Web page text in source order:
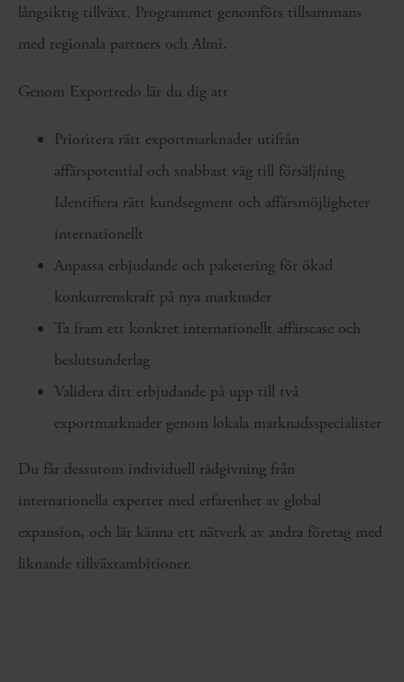
långsiktig tillväxt. Programmet genomförs tillsammans
med regionala partners och Almi.
Genom Exportredo lär du dig att
Prioritera rätt exportmarknader utifrån
affärspotential och snabbast väg till försäljning
Identifiera rätt kundsegment och affärsmöjligheter
internationellt
Anpassa erbjudande och paketering för ökad
konkurrenskraft på nya marknader
Ta fram ett konkret internationellt affärscase och
beslutsunderlag
Validera ditt erbjudande på upp till två
exportmarknader genom lokala marknadsspecialister
Du får dessutom individuell rådgivning från
internationella experter med erfarenhet av global
expansion, och lär känna ett nätverk av andra företag med
liknande tillväxtambitioner.